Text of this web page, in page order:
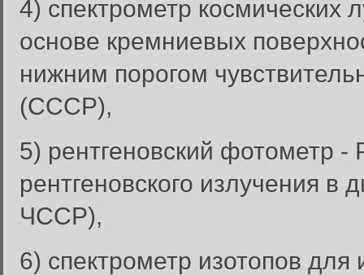
4) спектрометр
основе кремниевых
нижним порогом
(СССР),
5) рентгеновский фотометр
рентгеновского излучения
ЧССР),
6) спектрометр изотопов для